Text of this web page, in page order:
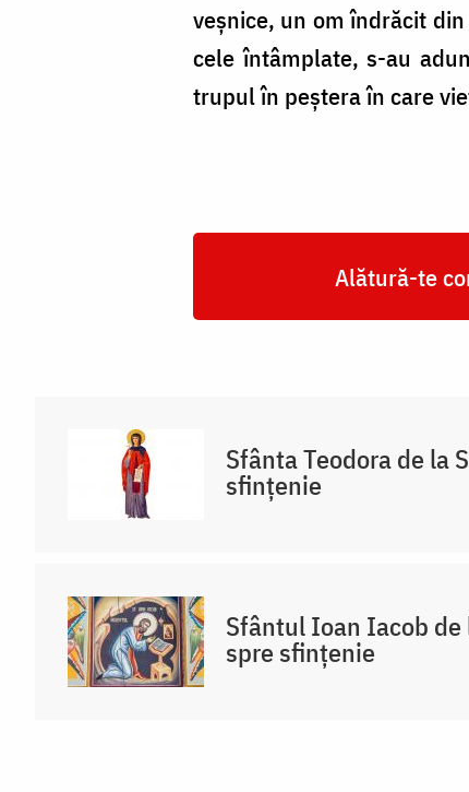
veșnice, un om îndrăcit
cele întâmplate, s-au
trupul în peștera în care
Alătură-te
Sfânta Teodora de la
sfințenie
Sfântul Ioan Iacob
spre sfințenie